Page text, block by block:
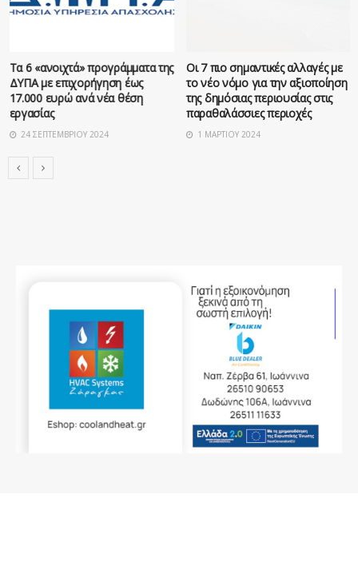
Τα 6 «ανοιχτά» προγράμματα της
ΔΥΠΑ με επιχορήγηση έως
17.000 ευρώ ανά νέα θέση
εργασίας
24 ΣΕΠΤΕΜΒΡΊΟΥ 2024
Οι 7 πιο σημαντικές αλλαγές με
το νέο νόμο για την αξιοποίηση
της δημόσιας περιουσίας στις
παραθαλάσσιες περιοχές
1 ΜΑΡΤΊΟΥ 2024